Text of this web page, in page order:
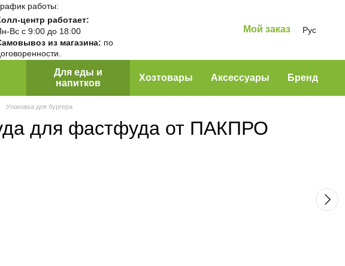
работы:
центр работает:
Вс с 9:00 до 18:00
из магазина: по
Мой заказ Рус
Для еды и
напитков
Хозтовары Аксессуары Бренд
Упаковка для бургера
для фастфуда от ПАКПРО